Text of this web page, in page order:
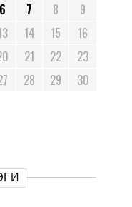
6 7 8
9
14 15
16
21 22
23
28 29
30